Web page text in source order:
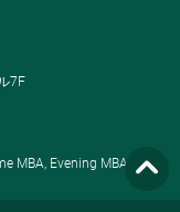
7F
MBA, Evening MBA,